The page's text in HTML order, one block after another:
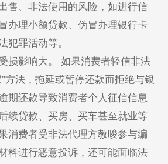
售、非法使用的风险，如进行信
办理小额贷款、伪冒办理银行卡
犯罪活动等。
损影响大。 如果消费者轻信非法
方法，拖延或暂停还款而拒绝与银
期还款导致消费者个人征信信息
续贷款、买房、买车甚至就业等
消费者受非法代理方教唆参与编
料进行恶意投诉，还可能面临法